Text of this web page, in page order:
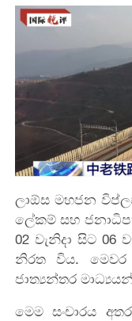
ලාඕස මහජන
ලේකම් සහ
02 වැනිදා සිට 06
නිරත විය. මෙවර
ජාත්‍යන්තර
මෙම සංචාරය